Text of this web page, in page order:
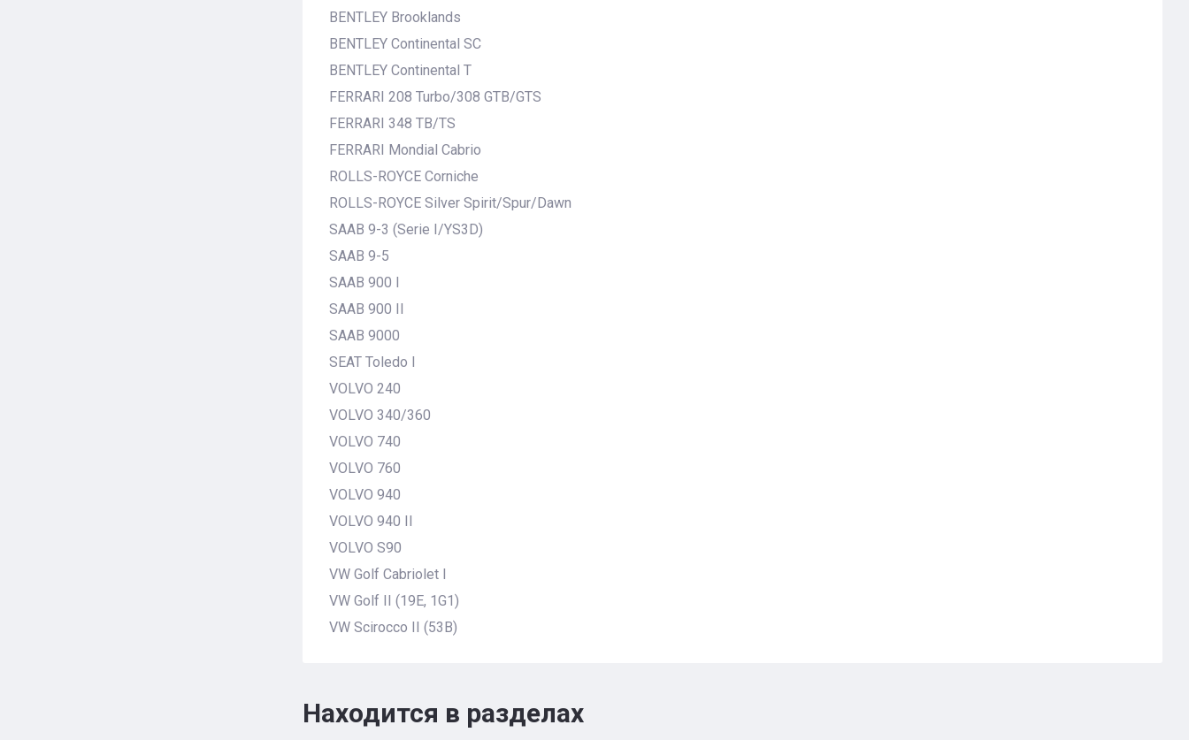
BENTLEY Brooklands
BENTLEY Continental SC
BENTLEY Continental T
FERRARI 208 Turbo/308 GTB/GTS
FERRARI 348 TB/TS
FERRARI Mondial Cabrio
ROLLS-ROYCE Corniche
ROLLS-ROYCE Silver Spirit/Spur/Dawn
SAAB 9-3 (Serie I/YS3D)
SAAB 9-5
SAAB 900 I
SAAB 900 II
SAAB 9000
SEAT Toledo I
VOLVO 240
VOLVO 340/360
VOLVO 740
VOLVO 760
VOLVO 940
VOLVO 940 II
VOLVO S90
VW Golf Cabriolet I
VW Golf II (19E, 1G1)
VW Scirocco II (53B)
Находится в разделах